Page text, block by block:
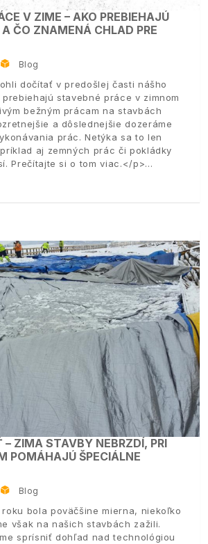
V ZIME – AKO PREBIEHAJÚ
A ČO ZNAMENÁ CHLAD PRE
Blog
dočítať v predošlej časti nášho
stavebné práce v zimnom
bežným prácam na stavbách
a dôslednejšie dozeráme
prác. Netýka sa to len
aj zemných prác či pokládky
Prečítajte si o tom viac.</p>
ZIMA STAVBY NEBRZDÍ, PRI
POMÁHAJÚ ŠPECIÁLNE
Blog
roku bola poväčšine mierna, niekoľko
však na našich stavbách zažili.
sprísniť dohľad nad technológiou